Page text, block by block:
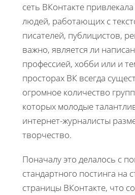
сеть ВКонтакте
людей, работающих с
писателей, публицистов,
важно, является ли
профессией, хобби или и
просторах ВК всегда
огромное количество
которых молодые
интернет-журналисты
творчество.
Поначалу это делалось с
стандартного постинга на
страницы ВКонтакте, что